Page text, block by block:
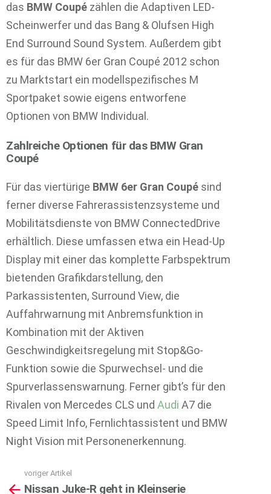
das BMW Coupé zählen die Adaptiven LED-
Scheinwerfer und das Bang & Olufsen High
End Surround Sound System. Außerdem gibt
es für das BMW 6er Gran Coupé 2012 schon
zu Marktstart ein modellspezifisches M
Sportpaket sowie eigens entworfene
Optionen von BMW Individual.
Zahlreiche Optionen für das BMW Gran
Coupé
Für das viertürige BMW 6er Gran Coupé sind
ferner diverse Fahrerassistenzsysteme und
Mobilitätsdienste von BMW ConnectedDrive
erhältlich. Diese umfassen etwa ein Head-Up
Display mit einer das komplette Farbspektrum
bietenden Grafikdarstellung, den
Parkassistenten, Surround View, die
Auffahrwarnung mit Anbremsfunktion in
Kombination mit der Aktiven
Geschwindigkeitsregelung mit Stop&Go-
Funktion sowie die Spurwechsel- und die
Spurverlassenswarnung. Ferner gibt’s für den
Rivalen von Mercedes CLS und Audi A7 die
Speed Limit Info, Fernlichtassistent und BMW
Night Vision mit Personenerkennung.
more
voriger Artikel
Nissan Juke-R geht in Kleinserie